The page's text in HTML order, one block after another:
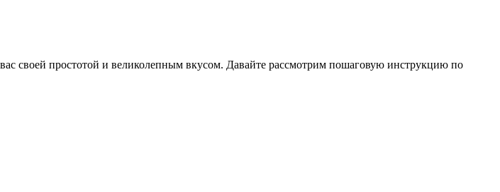
своей простотой и великолепным вкусом. Давайте рассмотрим пошаговую инструкцию по